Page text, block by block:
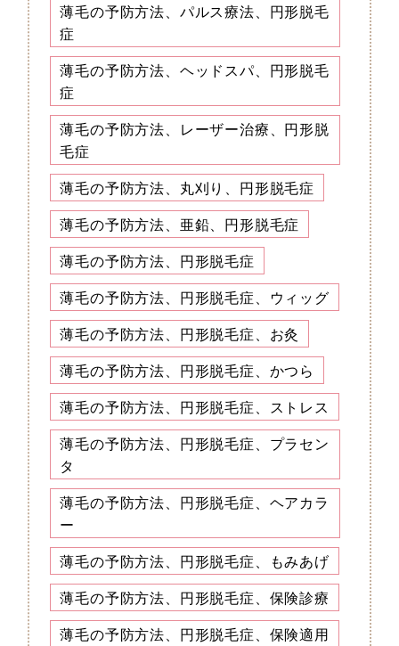
薄毛の予防方法、パルス療法、円形脱毛
症
薄毛の予防方法、ヘッドスパ、円形脱毛
症
薄毛の予防方法、レーザー治療、円形脱
毛症
薄毛の予防方法、丸刈り、円形脱毛症
薄毛の予防方法、亜鉛、円形脱毛症
薄毛の予防方法、円形脱毛症
薄毛の予防方法、円形脱毛症、ウィッグ
薄毛の予防方法、円形脱毛症、お灸
薄毛の予防方法、円形脱毛症、かつら
薄毛の予防方法、円形脱毛症、ストレス
薄毛の予防方法、円形脱毛症、プラセン
タ
薄毛の予防方法、円形脱毛症、ヘアカラ
ー
薄毛の予防方法、円形脱毛症、もみあげ
薄毛の予防方法、円形脱毛症、保険診療
薄毛の予防方法、円形脱毛症、保険適用